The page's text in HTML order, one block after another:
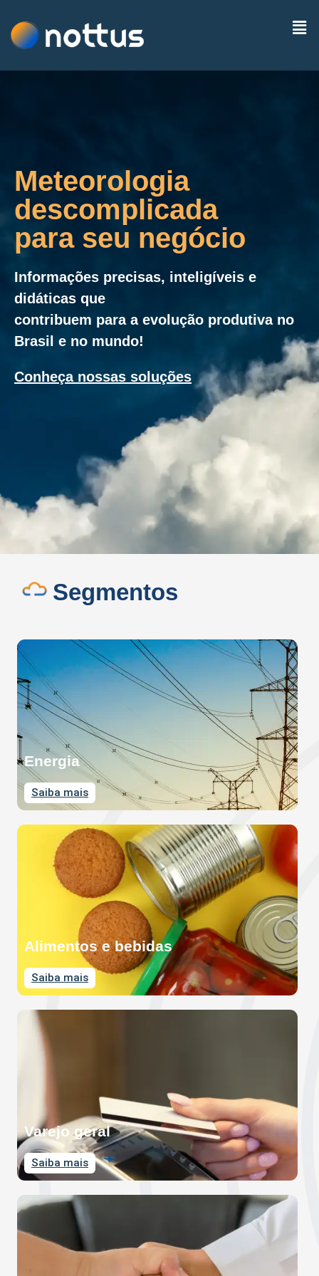
Meteorologia
descomplicada
para seu negócio
Informações precisas, inteligíveis e
didáticas que
contribuem para a evolução produtiva no
Brasil e no mundo!
Conheça nossas soluções
Segmentos
Energia
Saiba mais
Alimentos e bebidas
Saiba mais
Varejo geral
Saiba mais